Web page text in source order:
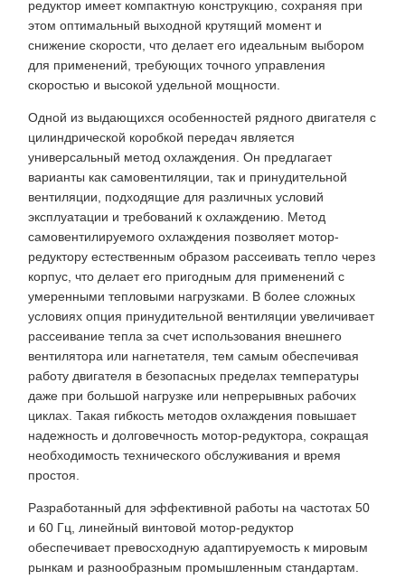
редуктор имеет компактную конструкцию, сохраняя при
этом оптимальный выходной крутящий момент и
снижение скорости, что делает его идеальным выбором
для применений, требующих точного управления
скоростью и высокой удельной мощности.
Одной из выдающихся особенностей рядного двигателя с
цилиндрической коробкой передач является
универсальный метод охлаждения. Он предлагает
варианты как самовентиляции, так и принудительной
вентиляции, подходящие для различных условий
эксплуатации и требований к охлаждению. Метод
самовентилируемого охлаждения позволяет мотор-
редуктору естественным образом рассеивать тепло через
корпус, что делает его пригодным для применений с
умеренными тепловыми нагрузками. В более сложных
условиях опция принудительной вентиляции увеличивает
рассеивание тепла за счет использования внешнего
вентилятора или нагнетателя, тем самым обеспечивая
работу двигателя в безопасных пределах температуры
даже при большой нагрузке или непрерывных рабочих
циклах. Такая гибкость методов охлаждения повышает
надежность и долговечность мотор-редуктора, сокращая
необходимость технического обслуживания и время
простоя.
Разработанный для эффективной работы на частотах 50
и 60 Гц, линейный винтовой мотор-редуктор
обеспечивает превосходную адаптируемость к мировым
рынкам и разнообразным промышленным стандартам.